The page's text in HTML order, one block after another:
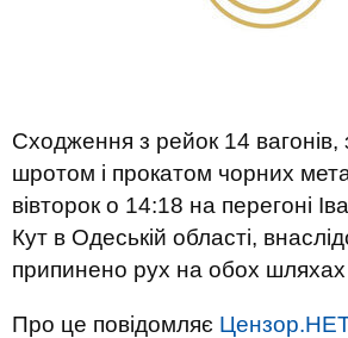
Сходження з рейок 14
шротом і прокатом чорних
вівторок о 14:18 на перегоні
Кут в Одеській області,
припинено рух на обох шляхах
Про це повідомляє